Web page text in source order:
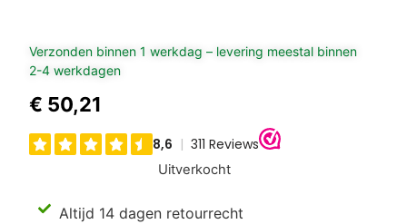
Verzonden binnen 1 werkdag – levering meestal binnen
2-4 werkdagen
€ 50,21
Uitverkocht
Altijd 14 dagen retourrecht